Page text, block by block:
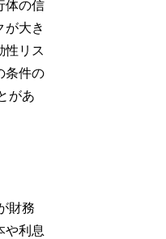
体の信
が大き
性リス
条件の
があ
財務
や利息